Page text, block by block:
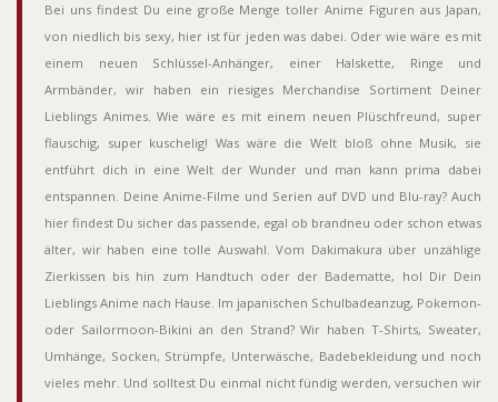
Bei uns findest Du eine große Menge toller Anime Figuren aus Japan,
von niedlich bis sexy, hier ist für jeden was dabei. Oder wie wäre es mit
einem neuen Schlüssel-Anhänger, einer Halskette, Ringe und
Armbänder, wir haben ein riesiges Merchandise Sortiment Deiner
Lieblings Animes. Wie wäre es mit einem neuen Plüschfreund, super
flauschig, super kuschelig! Was wäre die Welt bloß ohne Musik, sie
entführt dich in eine Welt der Wunder und man kann prima dabei
entspannen. Deine Anime-Filme und Serien auf DVD und Blu-ray? Auch
hier findest Du sicher das passende, egal ob brandneu oder schon etwas
älter, wir haben eine tolle Auswahl. Vom Dakimakura über unzählige
Zierkissen bis hin zum Handtuch oder der Badematte, hol Dir Dein
Lieblings Anime nach Hause. Im japanischen Schulbadeanzug, Pokemon-
oder Sailormoon-Bikini an den Strand? Wir haben T-Shirts, Sweater,
Umhänge, Socken, Strümpfe, Unterwäsche, Badebekleidung und noch
vieles mehr. Und solltest Du einmal nicht fündig werden, versuchen wir